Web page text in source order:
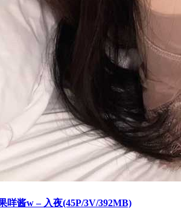
咩酱w – 入夜(45P/3V/392MB)